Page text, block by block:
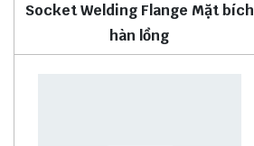
Socket Welding Flange Mặt bích
hàn lồng